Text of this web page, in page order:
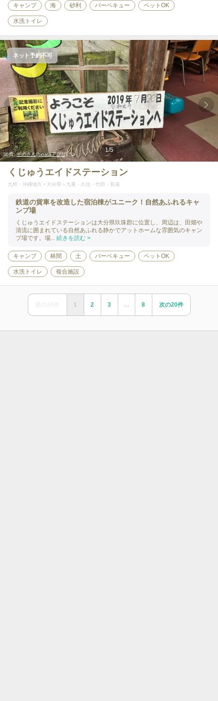
キャンプ 海 砂利 バーベキュー ペットOK
水洗トイレ
出典:ぞのさん(hinataアプリ)
1/5
ネット予約不可
くじゅうエイドステーション
九州・沖縄地方 大分県 九重・久住・竹田・長湯
鉄道の貨車を改造した宿泊棟がユニーク！自然あふれるキャ
ンプ場
くじゅうエイドステーションは大分県玖珠郡に位置し、周辺は、田畑や
清流に囲まれている自然あふれる静かでアットホームな雰囲気のキャン
プ場です。場... 続きを読む >
キャンプ 林間 土 バーベキュー ペットOK
水洗トイレ 複合施設
1 2 3 … 8 次の20件